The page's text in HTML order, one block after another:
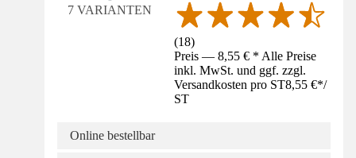
7 VARIANTEN
(18)
Preis — 8,55 € * Alle Preise
inkl. MwSt. und ggf. zzgl.
Versandkosten pro ST8,55 €*/
ST
Online bestellbar